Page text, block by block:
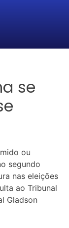
se
ou
segundo
nas eleições
ao Tribunal
Gladson